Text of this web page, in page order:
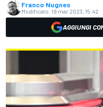
Franco Nugnes
Modificato: 19 mar 2023, 15:42
AGGIUNGI